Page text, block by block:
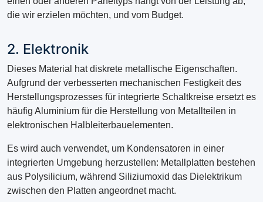
die wir erzielen möchten, und vom Budget.
2. Elektronik
Dieses Material hat diskrete metallische Eigenschaften.
Aufgrund der verbesserten mechanischen Festigkeit des
Herstellungsprozesses für integrierte Schaltkreise ersetzt es
häufig Aluminium für die Herstellung von Metallteilen in
elektronischen Halbleiterbauelementen.
Es wird auch verwendet, um Kondensatoren in einer
integrierten Umgebung herzustellen: Metallplatten bestehen
aus Polysilicium, während Siliziumoxid das Dielektrikum
zwischen den Platten angeordnet macht.